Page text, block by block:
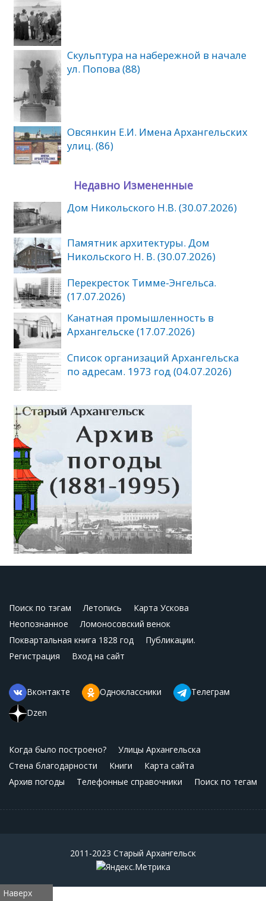
Скульптура на набережной в начале
ул. Попова (88)
Овсянкин Е.И. Имена Архангельских
улиц. (86)
Недавно Измененные
Дом Никольского Н.В. (30.07.2026)
Памятник архитектуры. Дом
Никольского Н. В. (30.07.2026)
Перекресток Тимме-Энгельса.
(17.07.2026)
Канатная промышленность в
Архангельске (17.07.2026)
Список организаций Архангельска
по адресам. 1973 год (04.07.2026)
Поиск по тэгам Летопись
Карта Ускова
Неопознанное
Ломоносовский венок
Поквартальная книга 1828 год
Публикации.
Регистрация
Вход на сайт
Вконтакте Одноклассники
Телеграм
Dzen
Когда было построено?
Улицы Архангельска
Стена благодарности
Книги
Карта сайта
Архив погоды
Телефонные справочники Поиск по тегам
2011-2023 Старый Архангельск
Наверх